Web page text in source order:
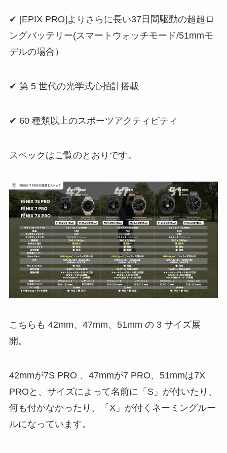
✔︎ [EPIX PRO]よりさらに長い37日間駆動の超超ロ
ングバッテリー(スマートウォッチモード/51mmモ
デルの場合）
✔︎ 第 5 世代の光学式心拍計搭載
✔︎ 60 種類以上のスポーツアクティビティ
スペックはご覧のとおりです。
こちらも 42mm、47mm、51mm の 3 サイズ展
開。
42mmが7S PRO 、47mmが7 PRO、51mmは7X
PROと、サイズによって名前に「S」が付いたり、
何も付かなかったり、「X」が付くネーミングルー
ルになっています。